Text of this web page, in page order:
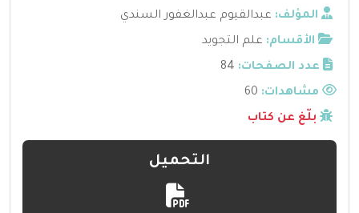
المؤلف: عبدالقيوم عبدالغفور السندي
الأقسام: علم التجويد
عدد الصفحات: 84
مشاهدات:
بلّغ عن كتاب
التحميل